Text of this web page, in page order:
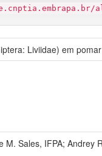
Liviidae) em
Sales, IFPA; Andrey